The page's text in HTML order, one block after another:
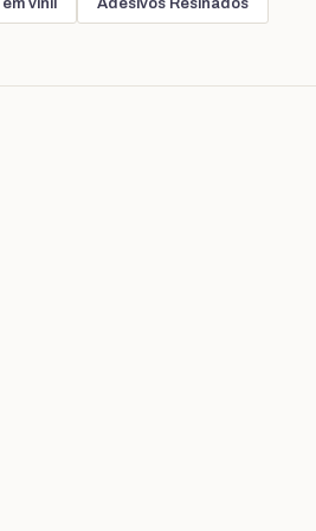
vinil Adesivos Resinados